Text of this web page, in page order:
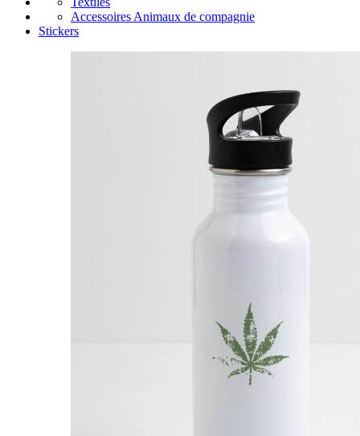
Accessoires Animaux de compagnie
Stickers